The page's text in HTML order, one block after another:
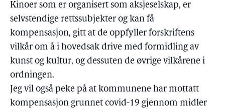
Kinoer som er organisert som aksjeselskap, er
selvstendige rettssubjekter og kan få
kompensasjon, gitt at de oppfyller forskriftens
vilkår om å i hovedsak drive med formidling av
kunst og kultur, og dessuten de øvrige vilkårene i
ordningen.
Jeg vil også peke på at kommunene har mottatt
kompensasjon grunnet covid-19 gjennom midler